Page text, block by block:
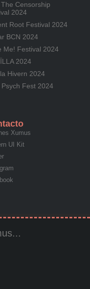
Censorship
2024
Root Festival 2024
BCN 2024
Me! Festival 2024
2024
Hivern 2024
Psych Fest 2024
Xumus
UI Kit